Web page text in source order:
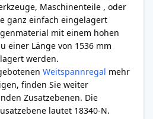
Maschinenteile , oder
ganz einfach eingelagert
mit einem hohen
einer Länge von 1536 mm
werden.
Weitspannregal mehr
finden Sie weiter
Zusatzebenen. Die
lautet 18340-N.